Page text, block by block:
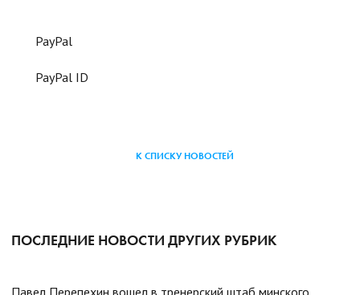
PayPal
PayPal ID
К СПИСКУ НОВОСТЕЙ
ПОСЛЕДНИЕ НОВОСТИ ДРУГИХ РУБРИК
Павел Перепехин вошел в тренерский штаб минского